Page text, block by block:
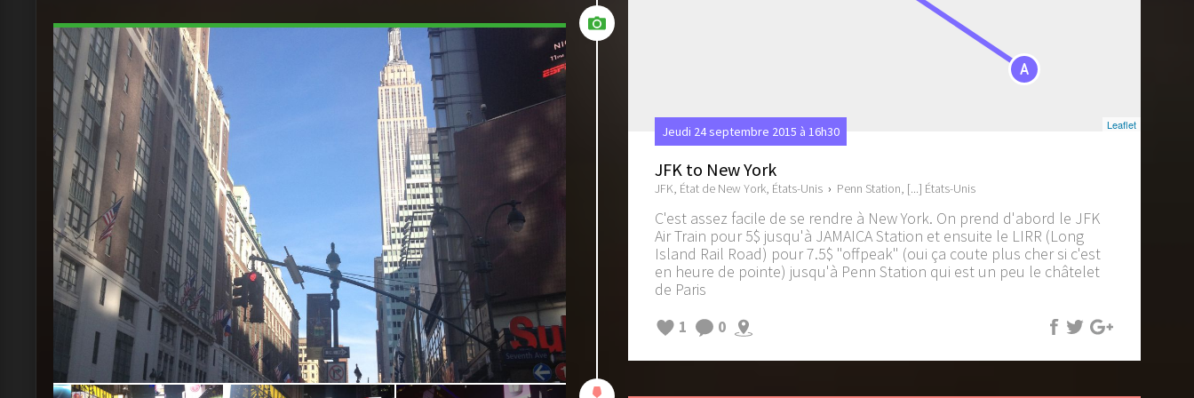
A
Leaflet
Jeudi 24 septembre 2015 à 16h30
JFK to New York
JFK, État de New York, États-Unis › Penn Station, [...] États-Unis
C'est assez facile de se rendre à New York. On prend d'abord le JFK
Air Train pour 5$ jusqu'à JAMAICA Station et ensuite le LIRR (Long
Island Rail Road) pour 7.5$ "offpeak" (oui ça coute plus cher si c'est
en heure de pointe) jusqu'à Penn Station qui est un peu le châtelet
de Paris
1
0